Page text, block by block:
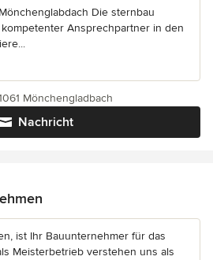
Die sternbau
Ansprechpartner in den
Nachricht
Mönchengladbach
ist Ihr Bauunternehmer für das
Meisterbetrieb verstehen uns als